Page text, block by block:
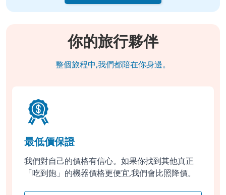
你的旅行夥伴
整個旅程中,我們都陪在你身邊。
最低價保證
我們對自己的價格有信心。如果你找到其他真正
「吃到飽」的機器價格更便宜,我們會比照降價。